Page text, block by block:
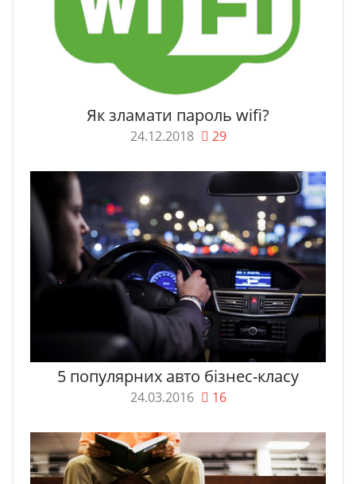
Як зламати пароль wifi?
24.12.2018 29
5 популярних авто бізнес-класу
24.03.2016 16